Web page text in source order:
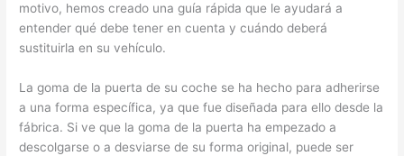
motivo, hemos creado una guía rápida que le ayudará a
entender qué debe tener en cuenta y cuándo deberá
sustituirla en su vehículo.
La goma de la puerta de su coche se ha hecho para adherirse
a una forma específica, ya que fue diseñada para ello desde la
fábrica. Si ve que la goma de la puerta ha empezado a
descolgarse o a desviarse de su forma original, puede ser